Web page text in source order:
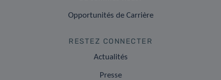
Opportunités de Carrière
RESTEZ CONNECTER
Actualités
Presse